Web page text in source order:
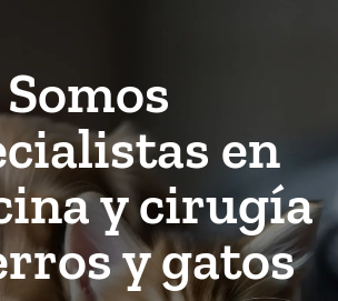
Somos
en
y cirugía
y gatos